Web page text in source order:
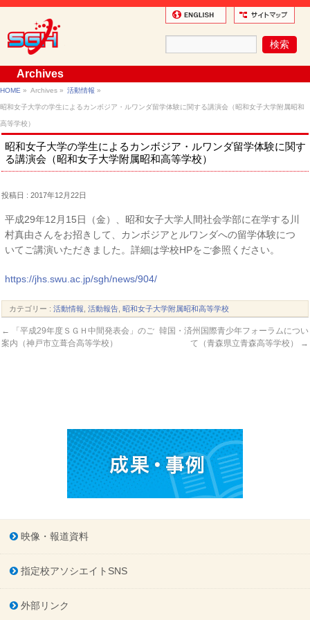
Archives
HOME » Archives » 活動情報 »
昭和女子大学の学生によるカンボジア・ルワンダ留学体験に関する講演会（昭和女子大学附属昭和
高等学校）
昭和女子大学の学生によるカンボジア・ルワンダ留学体験に関す
る講演会（昭和女子大学附属昭和高等学校）
投稿日 : 2017年12月22日
平成29年12月15日（金）、昭和女子大学人間社会学部に在学する川
村真由さんをお招きして、カンボジアとルワンダへの留学体験につ
いてご講演いただきました。詳細は学校HPをご参照ください。
https://jhs.swu.ac.jp/sgh/news/904/
カテゴリー :活動情報 ,活動報告 ,昭和女子大学附属昭和高等学校
←
「平成29年度ＳＧＨ中間発表会」のご
案内（神戸市立葺合高等学校）
韓国・済州国際青少年フォーラムについ
て（青森県立青森高等学校）
→
映像・報道資料
指定校アソシエイトSNS
外部リンク